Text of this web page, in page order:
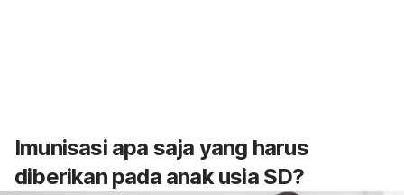
Imunisasi apa saja yang harus
diberikan pada anak usia SD?